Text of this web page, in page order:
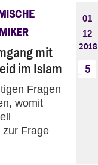
mit
im Islam
Fragen
womit
zur Frage
01
12
2018
5